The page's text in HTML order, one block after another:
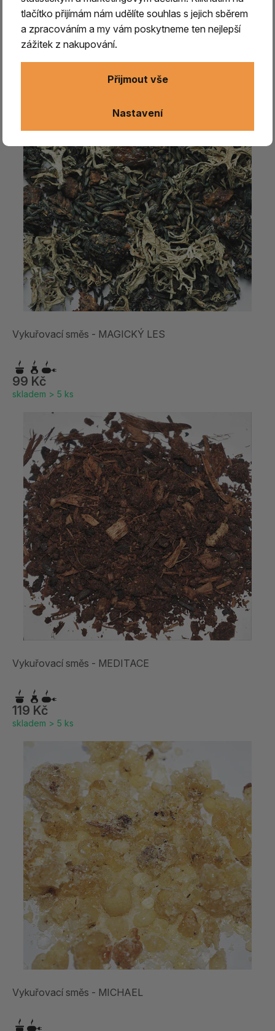
Vykuřovací směs - MAGDALÉNA
99 Kč
skladem > 5 ks
Vykuřovací směs - MAGICKÝ LES
99 Kč
skladem > 5 ks
Vykuřovací směs - MEDITACE
119 Kč
skladem > 5 ks
Vykuřovací směs - MICHAEL
tlačítko přijímám nám udělíte souhlas s jejich sběrem
a zpracováním a my vám poskytneme ten nejlepší
zážitek z nakupování.
Nastavení
Přijmout vše